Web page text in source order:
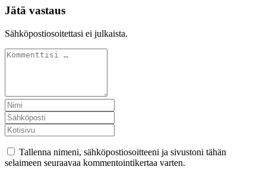
Jätä vastaus
Sähköpostiosoitettasi ei julkaista.
Tallenna nimeni, sähköpostiosoitteeni ja sivustoni tähän
selaimeen seuraavaa kommentointikertaa varten.